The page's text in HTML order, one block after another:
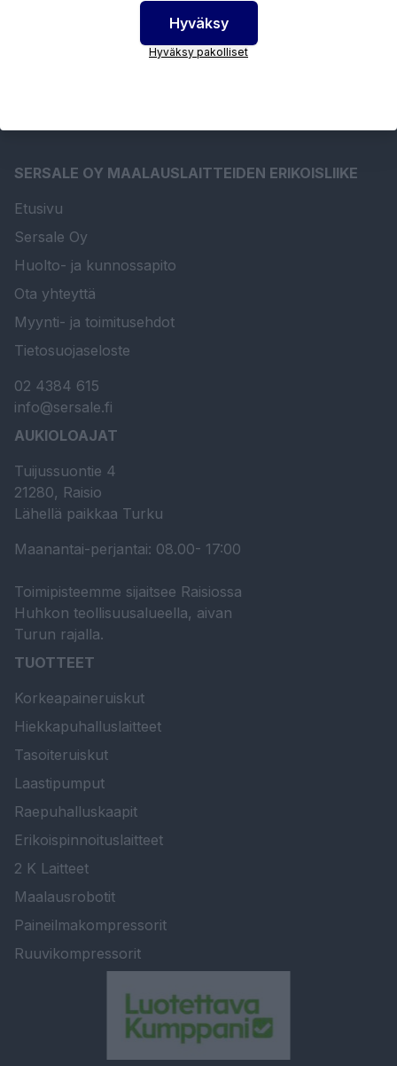
Tekniset edut
SERSALE OY MAALAUSLAITTEIDEN ERIKOISLIIKE
Etusivu
Sersale Oy
Huolto- ja kunnossapito
Ota yhteyttä
Myynti- ja toimitusehdot
Tietosuojaseloste
02 4384 615
info@sersale.fi
AUKIOLOAJAT
Tuijussuontie 4
21280, Raisio
Lähellä paikkaa Turku
Maanantai-perjantai: 08.00- 17:00
Toimipisteemme sijaitsee Raisiossa
Huhkon teollisuusalueella, aivan
Turun rajalla.
TUOTTEET
Korkeapaineruiskut
Hiekkapuhalluslaitteet
Tasoiteruiskut
Laastipumput
Raepuhalluskaapit
Erikoispinnoituslaitteet
2 K Laitteet
Maalausrobotit
Paineilmakompressorit
Ruuvikompressorit
Hyväksy
Hyväksy pakolliset